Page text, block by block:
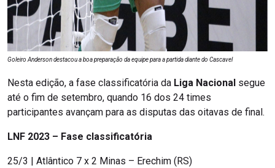
Goleiro Anderson destacou a boa preparação da equipe para a partida diante do Cascavel
Nesta edição, a fase classificatória da Liga Nacional segue
até o fim de setembro, quando 16 dos 24 times
participantes avançam para as disputas das oitavas de final.
LNF 2023 – Fase classificatória
25/3 | Atlântico 7 x 2 Minas – Erechim (RS)